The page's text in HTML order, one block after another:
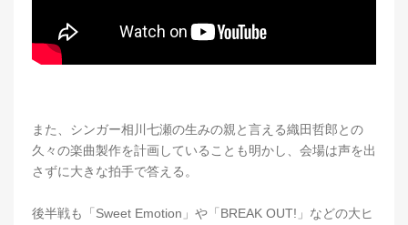
また、シンガー相川七瀬の生みの親と言える織田哲郎との
久々の楽曲製作を計画していることも明かし、会場は声を出
さずに大きな拍手で答える。
後半戦も「Sweet Emotion」や「BREAK OUT!」などの大ヒ